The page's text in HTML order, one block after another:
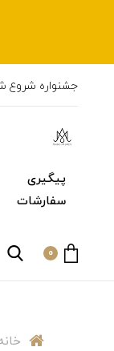
جشنواره شروع
پیگیری
سفارشات
0